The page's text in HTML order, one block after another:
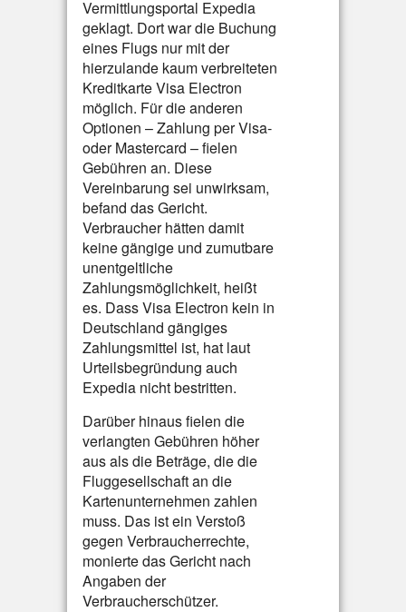
Vermittlungsportal Expedia
geklagt. Dort war die Buchung
eines Flugs nur mit der
hierzulande kaum verbreiteten
Kreditkarte Visa Electron
möglich. Für die anderen
Optionen – Zahlung per Visa-
oder Mastercard – fielen
Gebühren an. Diese
Vereinbarung sei unwirksam,
befand das Gericht.
Verbraucher hätten damit
keine gängige und zumutbare
unentgeltliche
Zahlungsmöglichkeit, heißt
es. Dass Visa Electron kein in
Deutschland gängiges
Zahlungsmittel ist, hat laut
Urteilsbegründung auch
Expedia nicht bestritten.
Darüber hinaus fielen die
verlangten Gebühren höher
aus als die Beträge, die die
Fluggesellschaft an die
Kartenunternehmen zahlen
muss. Das ist ein Verstoß
gegen Verbraucherrechte,
monierte das Gericht nach
Angaben der
Verbraucherschützer.